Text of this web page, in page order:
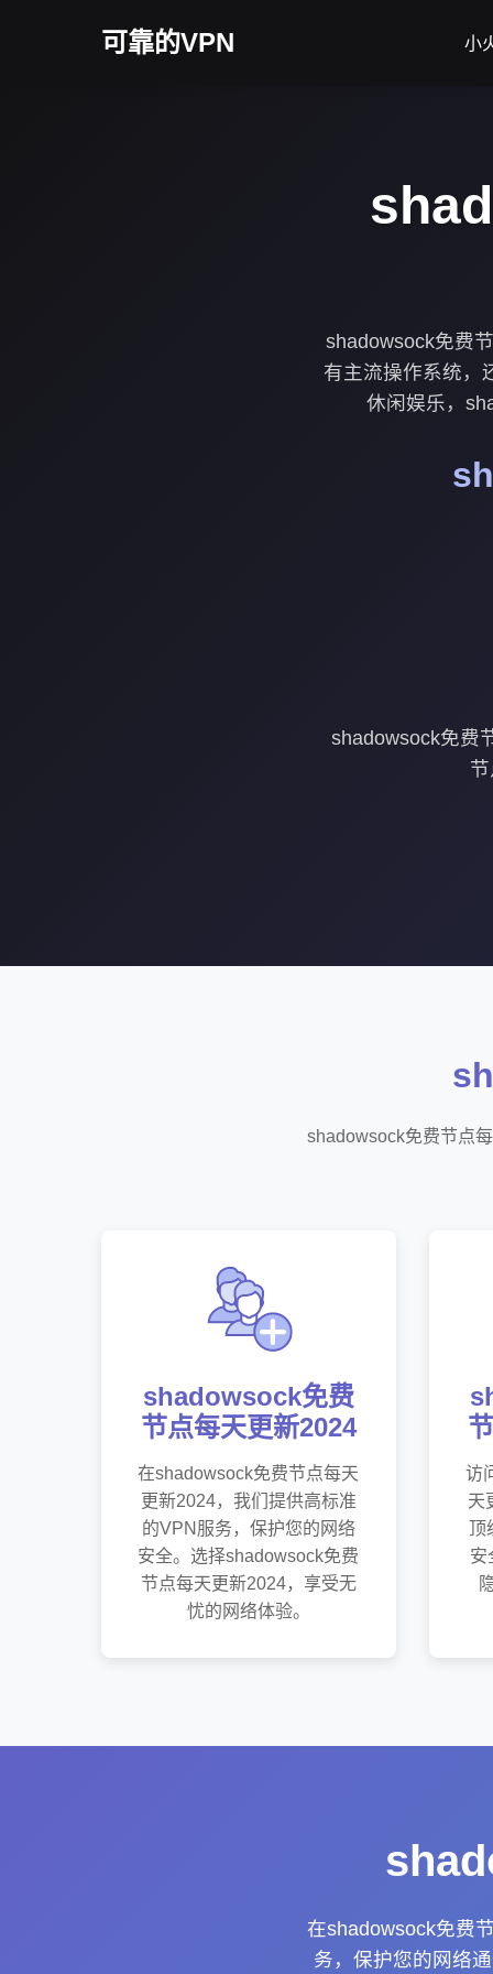
可靠的VPN 小
shadowsock免费
有主流操作系统，
休闲娱乐，
shadowsock免费
shadowsock免费节点
shadowsock免费
节点每天更新2024
在shadowsock免费节点每天
更新2024，我们提供高标准
的VPN服务，保护您的网络
安全。选择shadowsock免费
节点每天更新2024，享受无
忧的网络体验。
访
天
安
在shadowsock免费
务，保护您的网络